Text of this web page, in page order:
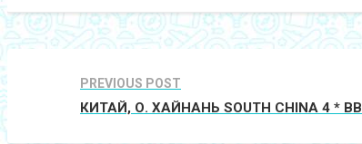
PREVIOUS POST
КИТАЙ, О. ХАЙНАНЬ SOUTH CHINA 4 * ВВ